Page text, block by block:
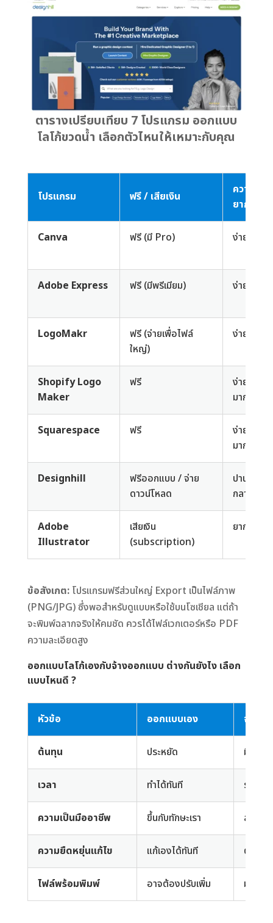
ตารางเปรียบเทียบ 7 โปรแกรม ออกแบบ
โลโก้ขวดน้ำ เลือกตัวไหนให้เหมาะกับคุณ
โปรแกรม ฟรี / เสียเงิน
ความ
ยาก
Canva ฟรี (มี Pro) ง่าย
Adobe Express ฟรี (มีพรีเมียม) ง่าย
LogoMakr
ฟรี (จ่ายเพื่อไฟล์
ใหญ่)
ง่าย
Shopify Logo
Maker
ฟรี
ง่าย
มาก
Squarespace ฟรี
ง่าย
มาก
Designhill
ฟรีออกแบบ / จ่าย
ดาวน์โหลด
ปาน
กลาง
Adobe
Illustrator
เสียเงิน
(subscription)
ยาก
ข้อสังเกต:โปรแกรมฟรีส่วนใหญ่ Export เป็นไฟล์ภาพ
(PNG/JPG) ซึ่งพอสำหรับดูแบบหรือใช้บนโซเชียล แต่ถ้า
จะพิมพ์ฉลากจริงให้คมชัด ควรได้ไฟล์เวกเตอร์หรือ PDF
ความละเอียดสูง
ออกแบบโลโก้เองกับจ้างออกแบบ ต่างกันยังไง เลือก
แบบไหนดี ?
หัวข้อ ออกแบบเอง จ้างอ
ต้นทุน ประหยัด มีค่าใช้
เวลา ทำได้ทันที รอคิว/
ความเป็นมืออาชีพ ขึ้นกับทักษะเรา สม่ำเ
ความยืดหยุ่นแก้ไข แก้เองได้ทันที ต้องปร
ไฟล์พร้อมพิมพ์ อาจต้องปรับเพิ่ม มักได้